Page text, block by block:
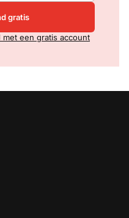
gratis
een gratis account